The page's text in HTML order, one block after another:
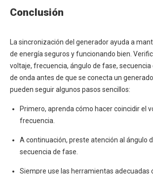
Conclusión
La sincronización del generador ayuda a
de energía seguros y funcionando bien.
voltaje, frecuencia, ángulo de fase,
de onda antes de que se conecta un
pueden seguir algunos pasos sencillos:
Primero, aprenda cómo hacer coincidir el
frecuencia.
A continuación, preste atención al ángulo
secuencia de fase.
Siempre use las herramientas adecuadas